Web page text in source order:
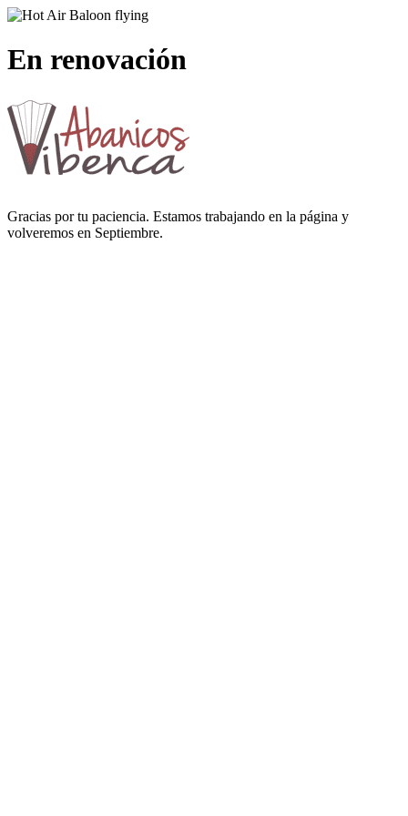
En renovación
Gracias por tu paciencia. Estamos trabajando en la página y
volveremos en Septiembre.